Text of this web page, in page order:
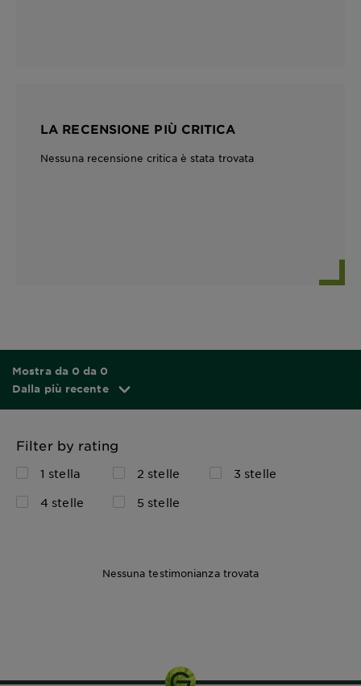
LA RECENSIONE PIÙ CRITICA
Nessuna recensione critica è stata trovata
Mostra da 0 da 0
Dalla più recente
Filter by rating
1 stella 2 stelle
3 stelle
4 stelle
5 stelle
Nessuna testimonianza trovata